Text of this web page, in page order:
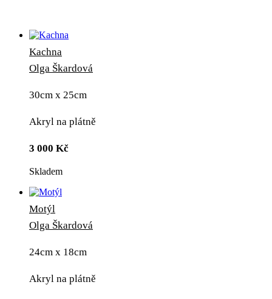
Kachna
Olga Škardová
30cm x 25cm
Akryl na plátně
3 000 Kč
Skladem
Motýl
Olga Škardová
24cm x 18cm
Akryl na plátně